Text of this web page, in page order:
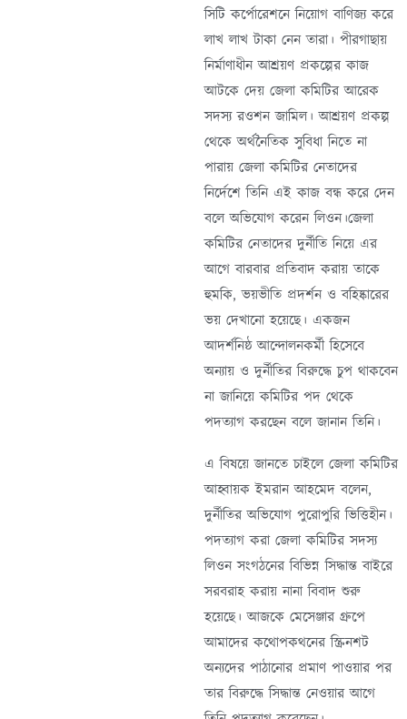
সিটি কর্পোরেশনে নিয়োগ বাণিজ্য করে
লাখ লাখ টাকা নেন তারা। পীরগাছায়
নির্মাণাধীন আশ্রয়ণ প্রকল্পের কাজ
আটকে দেয় জেলা কমিটির আরেক
সদস্য রওশন জামিল। আশ্রয়ণ প্রকল্প
থেকে অর্থনৈতিক সুবিধা নিতে না
পারায় জেলা কমিটির নেতাদের
নির্দেশে তিনি এই কাজ বন্ধ করে দেন
বলে অভিযোগ করেন লিওন।জেলা
কমিটির নেতাদের দুর্নীতি নিয়ে এর
আগে বারবার প্রতিবাদ করায় তাকে
হুমকি, ভয়ভীতি প্রদর্শন ও বহিষ্কারের
ভয় দেখানো হয়েছে। একজন
আদর্শনিষ্ঠ আন্দোলনকর্মী হিসেবে
অন্যায় ও দুর্নীতির বিরুদ্ধে চুপ থাকবেন
না জানিয়ে কমিটির পদ থেকে
পদত্যাগ করছেন বলে জানান তিনি।
এ বিষয়ে জানতে চাইলে জেলা কমিটির
আহ্বায়ক ইমরান আহমেদ বলেন,
দুর্নীতির অভিযোগ পুরোপুরি ভিত্তিহীন।
পদত্যাগ করা জেলা কমিটির সদস্য
লিওন সংগঠনের বিভিন্ন সিদ্ধান্ত বাইরে
সরবরাহ করায় নানা বিবাদ শুরু
হয়েছে। আজকে মেসেঞ্জার গ্রুপে
আমাদের কথোপকথনের স্ক্রিনশট
অন্যদের পাঠানোর প্রমাণ পাওয়ার পর
তার বিরুদ্ধে সিদ্ধান্ত নেওয়ার আগে